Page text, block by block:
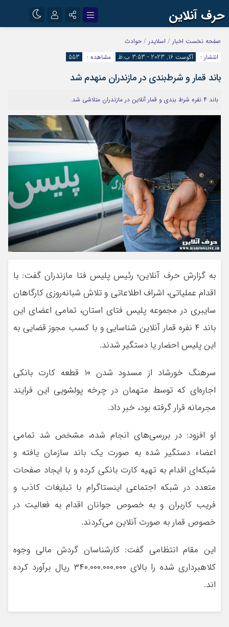
حرف آنلاین
اینستاگرام
آپارات
رمز عبور
مرا به خاطر بسپار
صفحه نخست اخبار / اسلایدر / حوادث
انتشار :
آگوست 16, 2023 - 3:53 ب.ظ مشاهده : 553
باند قمار و شرط‌بندی در مازندران منهدم شد
باند ۴ نفره شرط بندی و قمار آنلاین در مازندران متلاشی شد.
به گزارش حرف آنلاین؛ رئیس پلیس فتا مازندران گفت: با
اقدام عملیاتی، اشراف اطلاعاتی و تلاش شبانه‌روزی کارگاهان
سایبری در مجموعه پلیس فتای استان، تمامی اعضای این
باند ۴ نفره قمار آنلاین شناسایی و با کسب مجوز قضایی به
این پلیس احضار یا دستگیر شدند.
سرهنگ خورشاد از مسدود شدن ۱۰ قطعه کارت بانکی
اجاره‌ای که توسط متهمان در چرخه پولشویی این فرایند
مجرمانه قرار گرفته بود، خبر داد.
او افزود: در بررسی‌های انجام شده، مشخص شد تمامی
اعضاء دستگیر شده به صورت یک باند سازمان یافته و
شبکه‌ای اقدام به تهیه کارت بانکی کرده و با ایجاد صفحات
متعدد در شبکه اجتماعی اینستاگرام با تبلیغات کاذب و
فریب کاربران و به خصوص جوانان اقدام به فعالیت در
خصوص قمار به صورت آنلاین می‌کردند.
این مقام انتظامی گفت: کارشناسان گردش مالی وجوه
کلاهبرداری شده را بالای ۳۴۰.۰۰۰.۰۰۰.۰۰۰ ریال برآورد کرده
اند.